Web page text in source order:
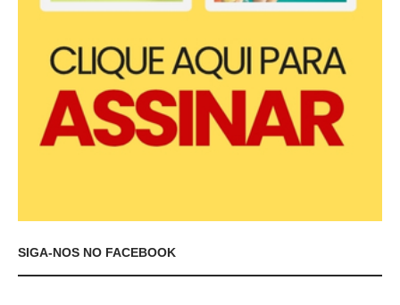
SIGA-NOS NO FACEBOOK